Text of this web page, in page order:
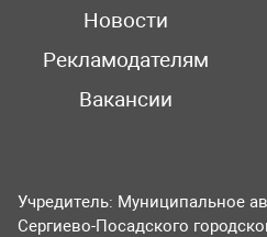
Новости
Рекламодателям
Вакансии
Учредитель: Муниципальное
Сергиево-Посадского